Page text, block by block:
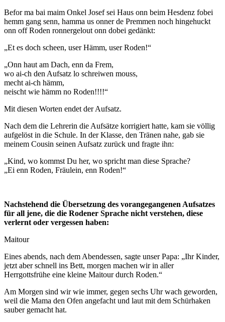
Befor ma bai maim Onkel Josef sei Haus onn beim Hesdenz fobei
hemm gang senn, hamma us onner de Premmen noch hingehuckt
onn off Roden ronnergelout onn dobei gedänkt:
„Et es doch scheen, user Hämm, user Roden!“
„Onn haut am Dach, enn da Frem,
wo ai-ch den Aufsatz lo schreiwen mouss,
mecht ai-ch hämm,
neischt wie hämm no Roden!!!!“
Mit diesen Worten endet der Aufsatz.
Nach dem die Lehrerin die Aufsätze korrigiert hatte, kam sie völlig
aufgelöst in die Schule. In der Klasse, den Tränen nahe, gab sie
meinem Cousin seinen Aufsatz zurück und fragte ihn:
„Kind, wo kommst Du her, wo spricht man diese Sprache?
„Ei enn Roden, Fräulein, enn Roden!“
Nachstehend die Übersetzung des vorangegangenen Aufsatzes
für all jene, die die Rodener Sprache nicht verstehen, diese
verlernt oder vergessen haben:
Maitour
Eines abends, nach dem Abendessen, sagte unser Papa: „Ihr Kinder,
jetzt aber schnell ins Bett, morgen machen wir in aller
Herrgottsfrühe eine kleine Maitour durch Roden.“
Am Morgen sind wir wie immer, gegen sechs Uhr wach geworden,
weil die Mama den Ofen angefacht und laut mit dem Schürhaken
sauber gemacht hat.